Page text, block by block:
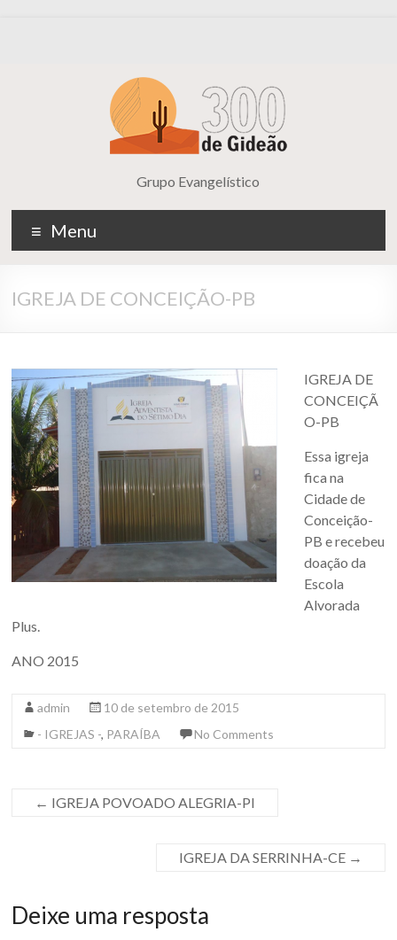
Grupo Evangelístico
Menu
IGREJA DE CONCEIÇÃO-PB
IGREJA DE
CONCEIÇÃ
O-PB
Essa igreja
fica na
Cidade de
Conceição-
PB e recebeu
doação da
Escola
Alvorada
Plus.
ANO 2015
admin
10 de setembro de 2015
- IGREJAS -, PARAÍBA No Comments
← IGREJA POVOADO ALEGRIA-PI
IGREJA DA SERRINHA-CE →
Deixe uma resposta